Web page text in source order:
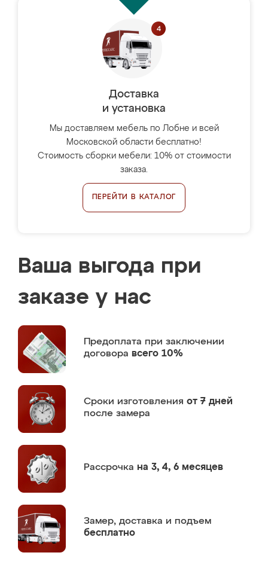
Доставка
и установка
Мы доставляем мебель по Лобне и всей
Московской области бесплатно!
Стоимость сборки мебели: 10% от стоимости
заказа.
ПЕРЕЙТИ В КАТАЛОГ
Ваша выгода при
заказе у нас
Предоплата при заключении
договора всего 10%
Сроки изготовления от 7 дней
после замера
Рассрочка на 3, 4, 6 месяцев
Замер, доставка и подъем
бесплатно